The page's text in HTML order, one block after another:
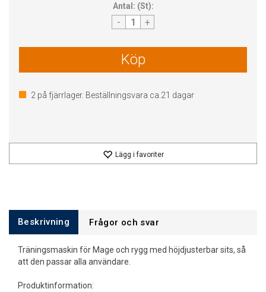
Antal: (St):
- +
Köp
2 på fjärrlager. Beställningsvara ca. 21 dagar
Lägg i favoriter
Beskrivning Frågor och svar
Träningsmaskin för Mage och rygg med höjdjusterbar sits, så
att den passar alla användare.
Produktinformation: